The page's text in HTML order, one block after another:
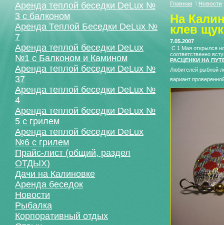
Аренда теплой беседки DeLux №
3 с балконом
Аренда Теплой Беседки DeLux №
7
Аренда теплой беседки DeLux
№1 с Балконом и Камином
Аренда теплой беседки DeLux №
37
Аренда теплой беседки DeLux №
4
Аренда теплой беседки DeLux №
5 с грилем
Аренда теплой беседки DeLux
№6 с грилем
Прайс-лист (общий, раздел
ОТДЫХ)
Дачи на Калиновке
Аренда беседок
Новости
Рыбалка
Корпоративный отдых
Главная \ Новости
На
клев
7.05.2007
С 1 Мая открылся
соответственно
РАСЦЕНКИ НА
Любителей рыбной
вариант